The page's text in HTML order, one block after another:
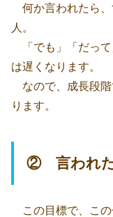
何か言われたら、
人。
「でも」「だって
は遅くなります。
なので、成長段階
ります。
② 言われた
この目標で、この